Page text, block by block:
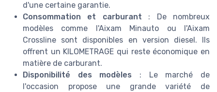
d'une certaine garantie.
Consommation et carburant : De nombreux
modèles comme l'Aixam Minauto ou l'Aixam
Crossline sont disponibles en version diesel. Ils
offrent un KILOMETRAGE qui reste économique en
matière de carburant.
Disponibilité des modèles : Le marché de
l'occasion propose une grande variété de